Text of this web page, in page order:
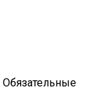
Обязательные